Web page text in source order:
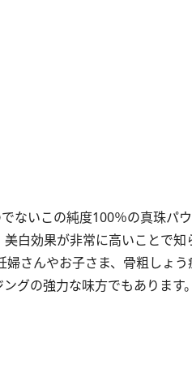
ないこの純度100％の真珠パ
白効果が非常に高いことで知
さんやお子さま、骨粗しょう
グの強力な味方でもあります。